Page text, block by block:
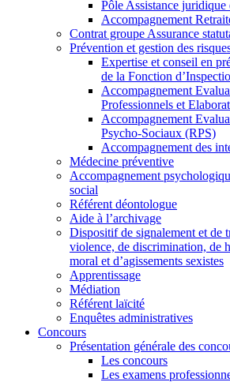
Pôle Assistance juridique
Accompagnement
Contrat groupe Assurance
Prévention et gestion des
Expertise et conseil en
de la Fonction
Accompagnement
Professionnels et
Accompagnement
Psycho-Sociaux (RPS)
Accompagnement des
Médecine préventive
Accompagnement
social
Référent déontologue
Aide à l’archivage
Dispositif de signalement et de
violence, de discrimination, de
moral et d’agissements sexistes
Apprentissage
Médiation
Référent laïcité
Enquêtes administratives
Concours
Présentation générale des
Les concours
Les examens